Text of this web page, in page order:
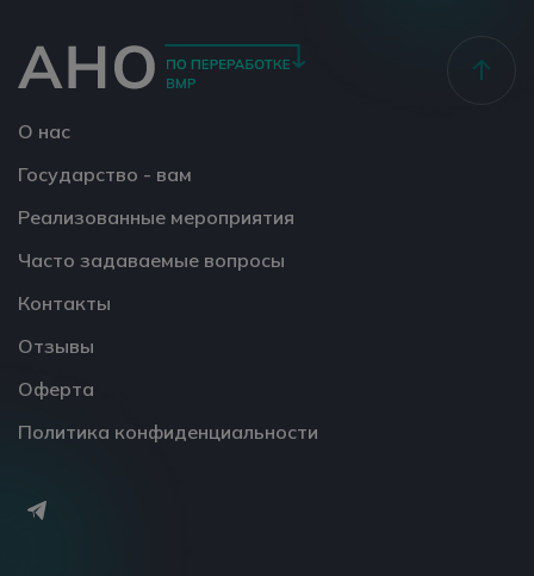
О нас
Государство - вам
Реализованные мероприятия
Часто задаваемые вопросы
Контакты
Отзывы
Оферта
Политика конфиденциальности